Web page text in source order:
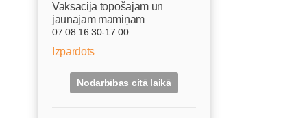
Vaksācija topošajām un
jaunajām māmiņām
07.08 16:30-17:00
Izpārdots
Nodarbības citā laikā